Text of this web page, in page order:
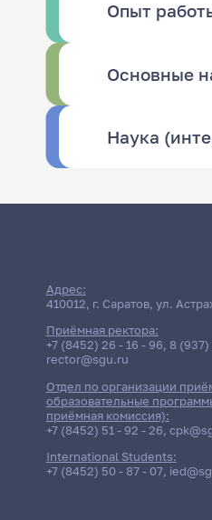
Опыт
Основные
Наука
Адрес:
410012, г. Саратов, ул.
Приёмная ректора:
+7 (8452) 26 - 16 - 96, 8 (937)
rector@sgu.ru
Отдел по организации
образовательные
приёмная комиссия):
+7 (8452) 51 - 92 - 26,
International Students:
+7 (8452) 50 - 87 - 07,